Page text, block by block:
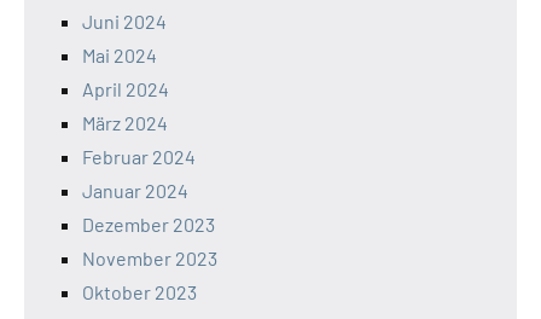
Juni 2024
Mai 2024
April 2024
März 2024
Februar 2024
Januar 2024
Dezember 2023
November 2023
Oktober 2023